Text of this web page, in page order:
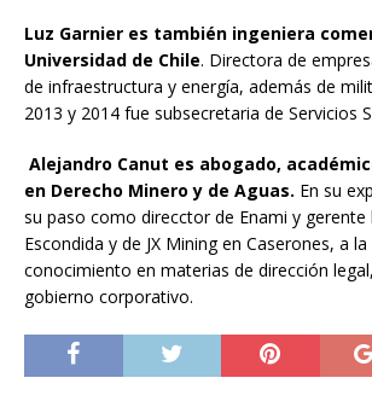
Luz Garnier es también ingeniera
Universidad de Chile. Directora de
de infraestructura y energía, además de
2013 y 2014 fue subsecretaria de Servicios
Alejandro Canut es abogado,
en Derecho Minero y de Aguas. En su
su paso como direcctor de Enami y gerente
Escondida y de JX Mining en Caserones, a
conocimiento en materias de dirección
gobierno corporativo.